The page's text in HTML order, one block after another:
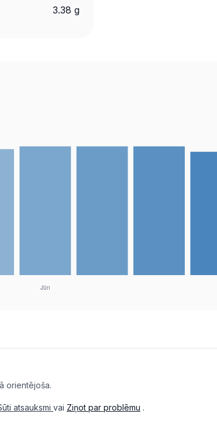
3.38 g
orientējoša.
atsauksmi vai Ziņot par problēmu .